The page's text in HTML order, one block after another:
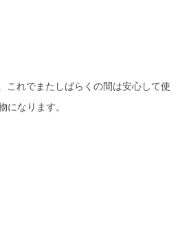
これでまたしばらくの間は安心して使
なります。